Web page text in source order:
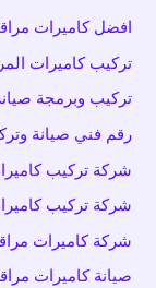
افضل كاميرات
تركيب كاميرات
تركيب وبرمجة
رقم فني صيانة
شركة تركيب
شركة تركيب
شركة كاميرات
صيانة كاميرات